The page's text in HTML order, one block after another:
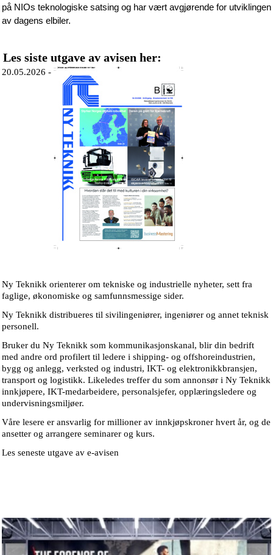
på NIOs teknologiske satsing og har vært avgjørende for utviklingen
av dagens elbiler.
Les siste utgave av avisen her:
20.05.2026 -
Ny Teknikk orienterer om tekniske og industrielle nyheter, sett fra
faglige, økonomiske og samfunnsmessige sider.
Ny Teknikk distribueres til sivilingeniører, ingeniører og annet teknisk
personell.
Bruker du Ny Teknikk som kommunikasjonskanal, blir din bedrift
med andre ord profilert til ledere i shipping- og offshoreindustrien,
bygg og anlegg, verksted og industri, IKT- og elektronikkbransjen,
transport og logistikk. Likeledes treffer du som annonsør i Ny Teknikk
innkjøpere, IKT-medarbeidere, personalsjefer, opplæringsledere og
undervisningsmiljøer.
Våre lesere er ansvarlig for millioner av innkjøpskroner hvert år, og de
ansetter og arrangere seminarer og kurs.
Les seneste utgave av e-avisen